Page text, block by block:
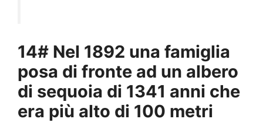
14# Nel 1892 una famiglia
posa di fronte ad un albero
di sequoia di 1341 anni che
era più alto di 100 metri